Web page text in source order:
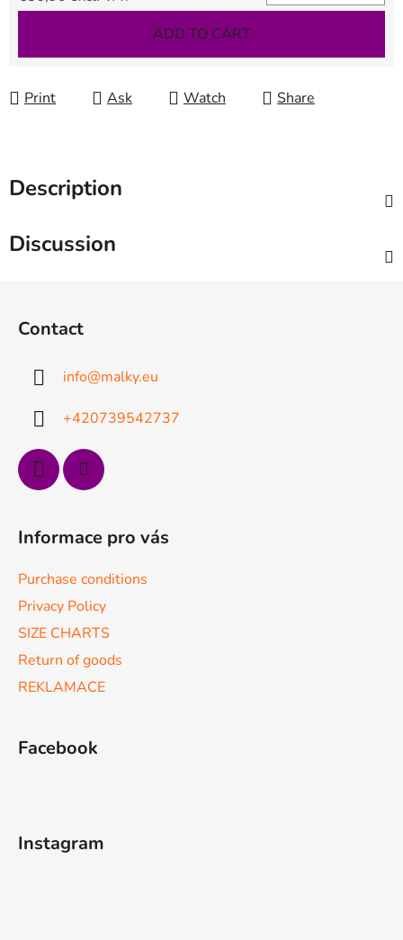
ADD TO CART
Print Ask Watch Share
Description
Discussion
Contact
info@malky.eu
+420739542737
Informace pro vás
Purchase conditions
Privacy Policy
SIZE CHARTS
Return of goods
REKLAMACE
Facebook
Instagram